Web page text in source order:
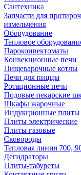
Сантехника
Запчасти для
измельчения
Оборудование
Тепловое
Пароконвектоматы
Конвекционные печи
Пищеварочные котлы
Печи для пиццы
Ротационные печи
Подовые пекарские
Шкафы жарочные
Индукционные плиты
Плиты электрические
Плиты газовые
Сковороды
Тепловая линия 700,
Дегидраторы
Плиты-табуреты